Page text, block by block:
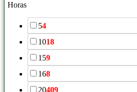
Horas
54
1018
159
168
20409